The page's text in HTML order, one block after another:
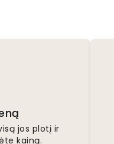
jos plotį ir
kainą.